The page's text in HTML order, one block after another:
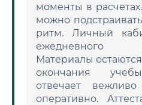
моменты в
можно
ритм. Личный
ежедневного
Материалы
окончания
отвечает
оперативно.